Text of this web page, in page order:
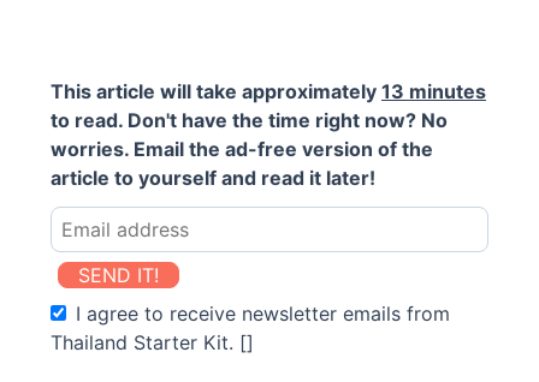
This article will take approximately 13 minutes
to read. Don't have the time right now? No
worries. Email the ad-free version of the
article to yourself and read it later!
SEND IT!
I agree to receive newsletter emails from
Thailand Starter Kit. []